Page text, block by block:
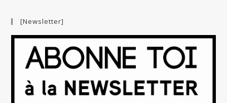
[Newsletter]